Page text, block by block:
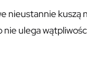
nieustannie kuszą
ulega
korzystają z